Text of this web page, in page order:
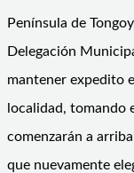
Península de
Delegación
mantener expedito
localidad, tomando
comenzarán a
que nuevamente